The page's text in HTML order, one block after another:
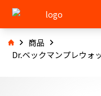
商品
Dr.ベックマンプレウォ